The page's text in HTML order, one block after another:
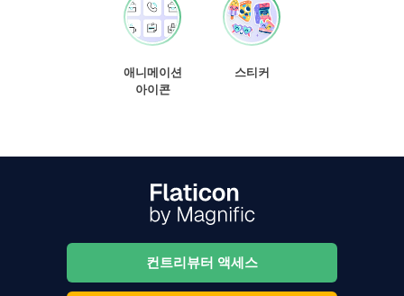
애니메이션
아이콘
스티커
컨트리뷰터 액세스